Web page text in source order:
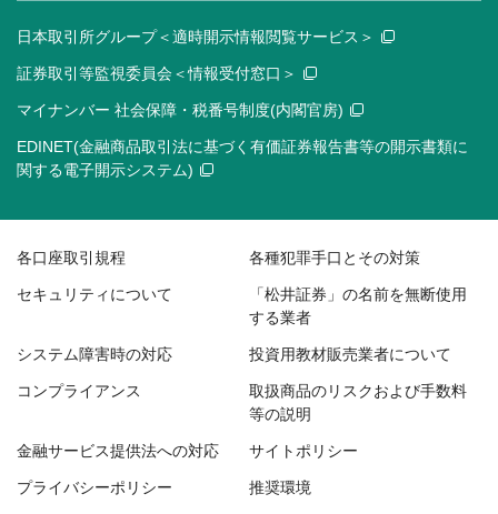
日本取引所グループ＜適時開示情報閲覧サービス＞
証券取引等監視委員会＜情報受付窓口＞
マイナンバー 社会保障・税番号制度(内閣官房)
EDINET(金融商品取引法に基づく有価証券報告書等の開示書類に
関する電子開示システム)
各口座取引規程 各種犯罪手口とその対策
セキュリティについて
「松井証券」の名前を無断使用
する業者
システム障害時の対応 投資用教材販売業者について
コンプライアンス
取扱商品のリスクおよび手数料
等の説明
金融サービス提供法への対応 サイトポリシー
プライバシーポリシー 推奨環境